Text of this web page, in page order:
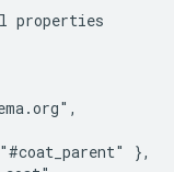
properties
},